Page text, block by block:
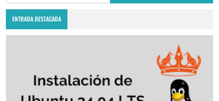
ENTRADA DESTACADA